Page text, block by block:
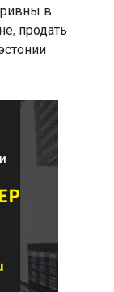
в
, продать